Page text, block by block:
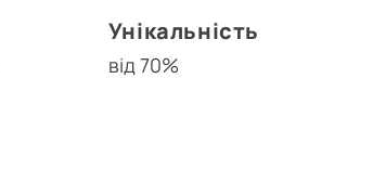
Унікальність
від 70%